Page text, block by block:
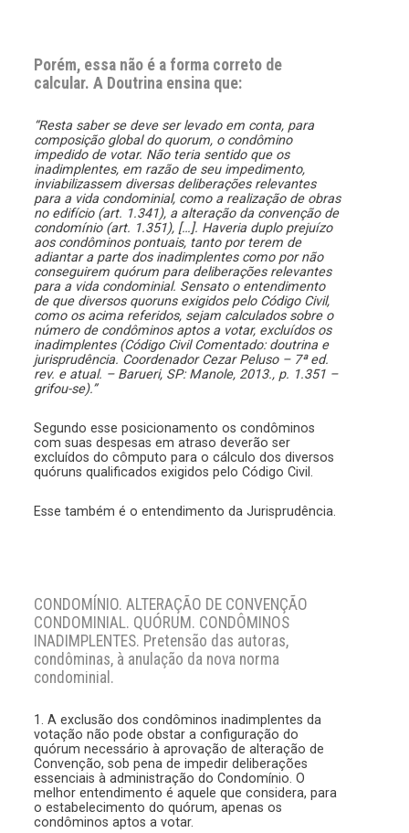
Porém, essa não é a forma correto de
calcular. A Doutrina ensina que:
“Resta saber se deve ser levado em conta, para
composição global do quorum, o condômino
impedido de votar. Não teria sentido que os
inadimplentes, em razão de seu impedimento,
inviabilizassem diversas deliberações relevantes
para a vida condominial, como a realização de obras
no edifício (art. 1.341), a alteração da convenção de
condomínio (art. 1.351), […]. Haveria duplo prejuízo
aos condôminos pontuais, tanto por terem de
adiantar a parte dos inadimplentes como por não
conseguirem quórum para deliberações relevantes
para a vida condominial. Sensato o entendimento
de que diversos quoruns exigidos pelo Código Civil,
como os acima referidos, sejam calculados sobre o
número de condôminos aptos a votar, excluídos os
inadimplentes (Código Civil Comentado: doutrina e
jurisprudência. Coordenador Cezar Peluso – 7ª ed.
rev. e atual. – Barueri, SP: Manole, 2013., p. 1.351 –
grifou-se).”
Segundo esse posicionamento os condôminos
com suas despesas em atraso deverão ser
excluídos do cômputo para o cálculo dos diversos
quóruns qualificados exigidos pelo Código Civil.
Esse também é o entendimento da Jurisprudência.
CONDOMÍNIO. ALTERAÇÃO DE CONVENÇÃO
CONDOMINIAL. QUÓRUM. CONDÔMINOS
INADIMPLENTES. Pretensão das autoras,
condôminas, à anulação da nova norma
condominial.
1. A exclusão dos condôminos inadimplentes da
votação não pode obstar a configuração do
quórum necessário à aprovação de alteração de
Convenção, sob pena de impedir deliberações
essenciais à administração do Condomínio. O
melhor entendimento é aquele que considera, para
o estabelecimento do quórum, apenas os
condôminos aptos a votar.